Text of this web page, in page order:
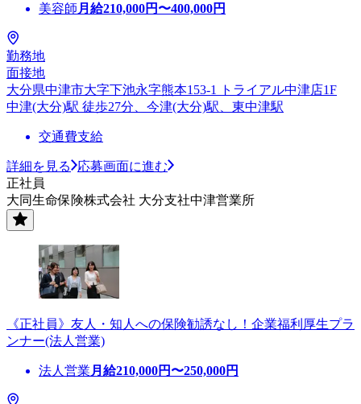
美容師 月給210,000円〜400,000円
勤務地
面接地
大分県中津市大字下池永字熊本153-1 トライアル中津店1F
中津(大分)駅 徒歩27分、今津(大分)駅、東中津駅
交通費支給
詳細を見る
応募画面に進む
正社員
大同生命保険株式会社 大分支社中津営業所
《正社員》友人・知人への保険勧誘なし！企業福利厚生プラ
ンナー(法人営業)
法人営業 月給210,000円〜250,000円